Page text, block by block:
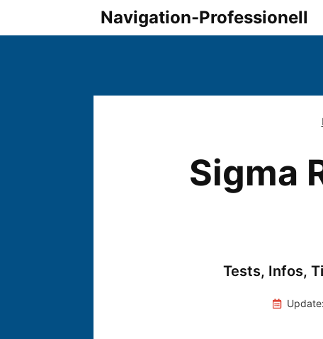
Navigation-Professionell
Sigma
Tests, Infos,
Update: